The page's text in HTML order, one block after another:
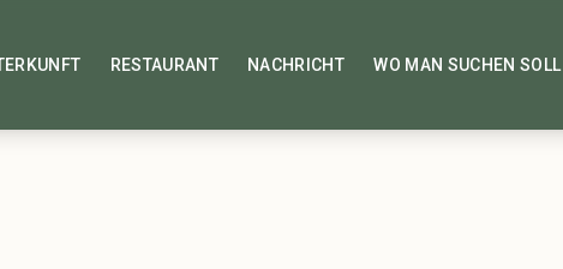
RESTAURANT NACHRICHT WO MAN SUCHEN SOLL